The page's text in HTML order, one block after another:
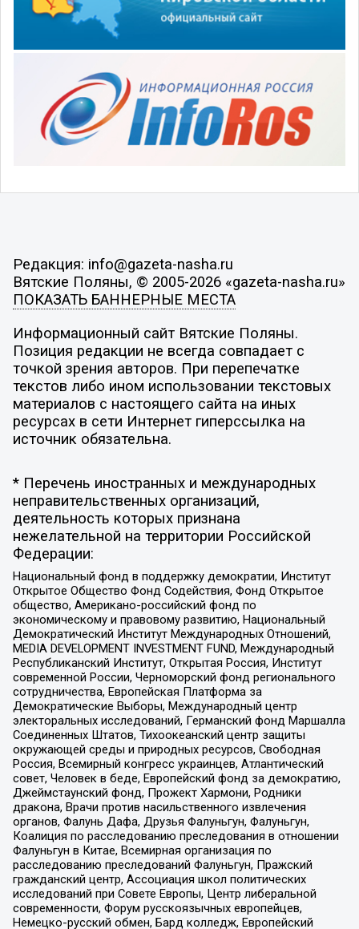
Редакция: info@gazeta-nasha.ru
Вятские Поляны, © 2005-2026 «gazeta-nasha.ru»
ПОКАЗАТЬ БАННЕРНЫЕ МЕСТА
Информационный сайт Вятские Поляны.
Позиция редакции не всегда совпадает с
точкой зрения авторов. При перепечатке
текстов либо ином использовании текстовых
материалов с настоящего сайта на иных
ресурсах в сети Интернет гиперссылка на
источник обязательна.
* Перечень иностранных и международных
неправительственных организаций,
деятельность которых признана
нежелательной на территории Российской
Федерации:
Национальный фонд в поддержку демократии, Институт
Открытое Общество Фонд Содействия, Фонд Открытое
общество, Американо-российский фонд по
экономическому и правовому развитию, Национальный
Демократический Институт Международных Отношений,
MEDIA DEVELOPMENT INVESTMENT FUND, Международный
Республиканский Институт, Открытая Россия, Институт
современной России, Черноморский фонд регионального
сотрудничества, Европейская Платформа за
Демократические Выборы, Международный центр
электоральных исследований, Германский фонд Маршалла
Соединенных Штатов, Тихоокеанский центр защиты
окружающей среды и природных ресурсов, Свободная
Россия, Всемирный конгресс украинцев, Атлантический
совет, Человек в беде, Европейский фонд за демократию,
Джеймстаунский фонд, Прожект Хармони, Родники
дракона, Врачи против насильственного извлечения
органов, Фалунь Дафа, Друзья Фалуньгун, Фалуньгун,
Коалиция по расследованию преследования в отношении
Фалуньгун в Китае, Всемирная организация по
расследованию преследований Фалуньгун, Пражский
гражданский центр, Ассоциация школ политических
исследований при Совете Европы, Центр либеральной
современности, Форум русскоязычных европейцев,
Немецко-русский обмен, Бард колледж, Европейский